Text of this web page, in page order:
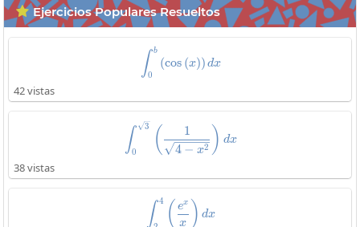
 Ejercicios Populares Resueltos
∫0
b
(cos (x)) dx
42 vistas
∫0
3 ( 4 − x2
1 ) dx
38 vistas
∫ 4 ( x
ex ) dx